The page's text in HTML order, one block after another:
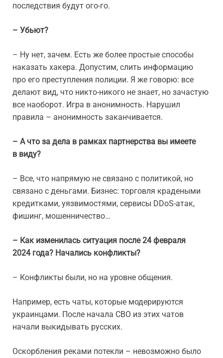
последствия будут ого-го.
– Убьют?
– Ну нет, зачем. Есть же более простые способы
наказать хакера. Допустим, слить информацию
про его преступления полиции. Я же говорю: все
делают вид, что никто-никого не знает, но зачастую
все наоборот. Игра в анонимность. Нарушил
правила – анонимность заканчивается.
– А что за дела в рамках партнерства вы имеете
в виду?
– Все, что напрямую не связано с политикой, но
связано с деньгами. Бизнес: торговля крадеными
кредитками, уязвимостями, сервисы DDoS-атак,
фишинг, мошенничество…
– Как изменилась ситуация после 24 февраля
2024 года? Начались конфликты?
– Конфликты были, но на уровне общения.
Например, есть чаты, которые модерируются
украинцами. После начала СВО из этих чатов
начали выкидывать русских.
Оскорбления реками потекли – невозможно было